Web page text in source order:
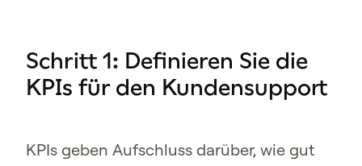
Schritt 1: Definieren Sie die
KPIs für den Kundensupport
KPIs geben Aufschluss darüber, wie gut